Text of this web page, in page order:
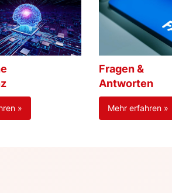
»
Fragen &
Antworten
Mehr erfahren »